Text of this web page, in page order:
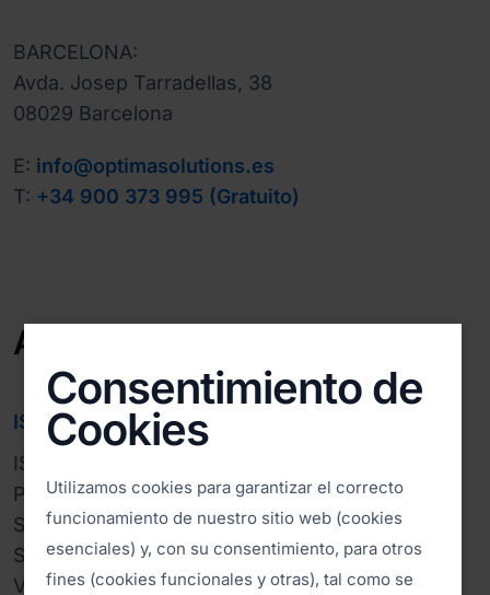
BARCELONA:
Avda. Josep Tarradellas, 38
08029 Barcelona
E: info@optimasolutions.es
T: +34 900 373 995 (Gratuito)
A nivel mundial
ISL Online Headquarters
ISL Remote d.o.o.
Pot za Brdom 100
SI-1000 Ljubljana
Slovenia, EU
VAT ID: SI24379905
Consentimiento de
Cookies
Utilizamos cookies para garantizar el correcto
funcionamiento de nuestro sitio web (cookies
esenciales) y, con su consentimiento, para otros
fines (cookies funcionales y otras), tal como se